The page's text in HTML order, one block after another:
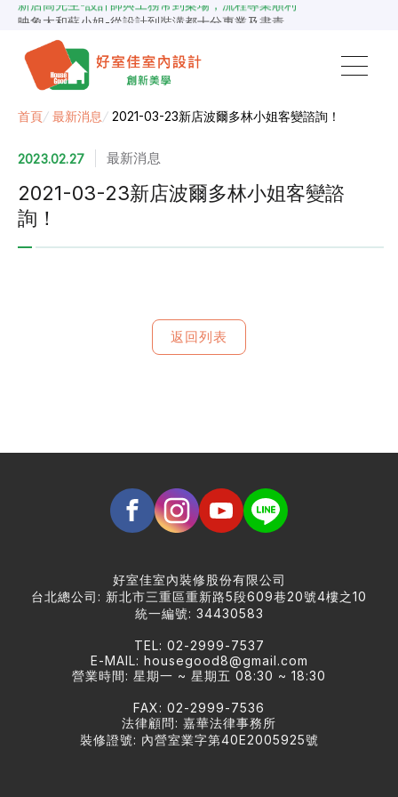
映象太和蘇小姐-從設計到裝潢都十分專業及盡責
景安捷作陳小姐-專業團隊，設計到完工都有達到所求
超級F1歐小姐-設計跟材料的品質都很優質，建議實用
說明仔細流程順暢，注意施工上細節，施工團隊專業細心
毛胚屋裝修推薦，設計師與工務完美配合，效果非常滿意
【裝修貸款】最高200萬，50萬以下最快2小時核貸
春城越蔡先生-設計師溝通規劃完善，整體來說相當滿意
首頁/ 最新消息 / 2021-03-23新店波爾多林小姐客變諮詢！
2023.02.27 最新消息
2021-03-23新店波爾多林小姐客變諮
詢！
返回列表
好室佳室內裝修股份有限公司
台北總公司: 新北市三重區重新路5段609巷20號4樓之10
統一編號: 34430583
TEL: 02-2999-7537
E-MAIL: housegood8@gmail.com
營業時間: 星期一 ~ 星期五 08:30 ~ 18:30
FAX: 02-2999-7536
法律顧問: 嘉華法律事務所
裝修證號: 內營室業字第40E2005925號